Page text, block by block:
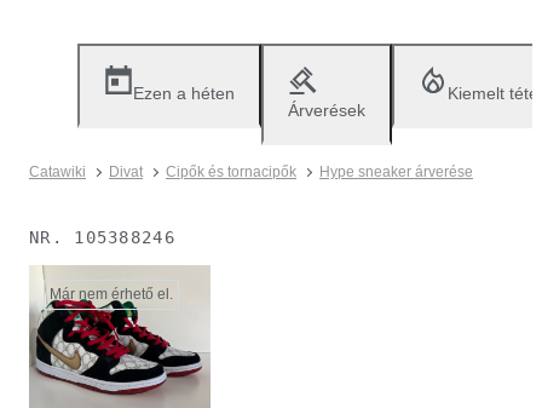
Ezen a héten
Árverések
Kiemelt
Catawiki Divat Cipők és tornacipők Hype sneaker árverése
NR. 105388246
Már nem érhető el.